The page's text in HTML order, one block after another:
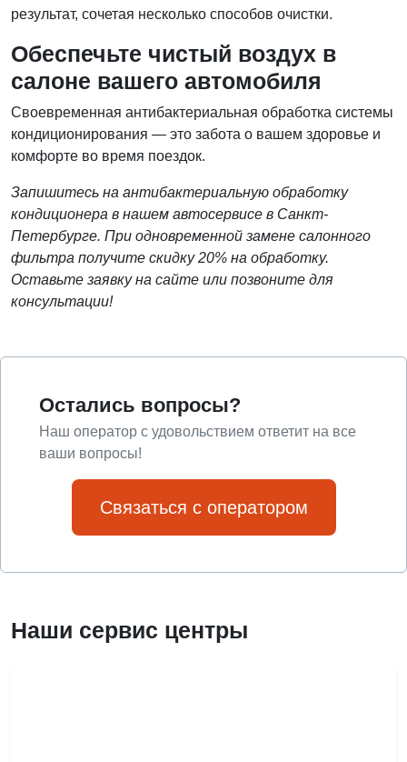
результат, сочетая несколько способов очистки.
Обеспечьте чистый воздух в
салоне вашего автомобиля
Своевременная антибактериальная обработка системы
кондиционирования — это забота о вашем здоровье и
комфорте во время поездок.
Запишитесь на антибактериальную обработку
кондиционера в нашем автосервисе в Санкт-
Петербурге. При одновременной замене салонного
фильтра получите скидку 20% на обработку.
Оставьте заявку на сайте или позвоните для
консультации!
Остались вопросы?
Наш оператор с удовольствием ответит на все
ваши вопросы!
Связаться с оператором
Наши сервис центры